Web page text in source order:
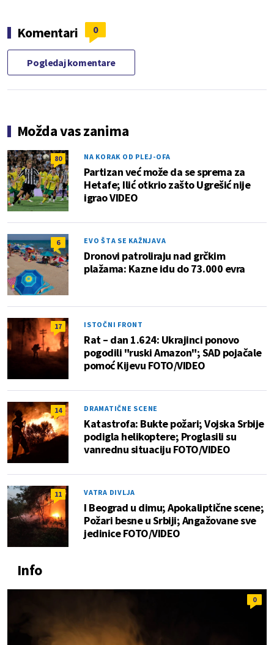
Komentari 0
Pogledaj komentare
Možda vas zanima
80 NA KORAK OD PLEJ-OFA
Partizan već može da se sprema za
Hetafe; Ilić otkrio zašto Ugrešić nije
igrao VIDEO
6 EVO ŠTA SE KAŽNJAVA
Dronovi patroliraju nad grčkim
plažama: Kazne idu do 73.000 evra
17 ISTOČNI FRONT
Rat – dan 1.624: Ukrajinci ponovo
pogodili "ruski Amazon"; SAD pojačale
pomoć Kijevu FOTO/VIDEO
14 DRAMATIČNE SCENE
Katastrofa: Bukte požari; Vojska Srbije
podigla helikoptere; Proglasili su
vanrednu situaciju FOTO/VIDEO
11 VATRA DIVLJA
I Beograd u dimu; Apokaliptične scene;
Požari besne u Srbiji; Angažovane sve
jedinice FOTO/VIDEO
Info
0